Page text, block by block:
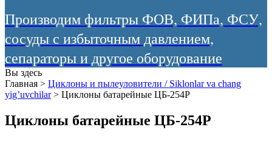
Производим фильтры ФОВ, ФИПа, ФСУ,
сосуды с избыточным давлением,
сепараторы и другое оборудование
Вы здесь
Главная > Циклоны и пылеуловители / Siklonlar va chang
yig’uvchilar > Циклоны батарейные ЦБ-254Р
Циклоны батарейные ЦБ-254Р